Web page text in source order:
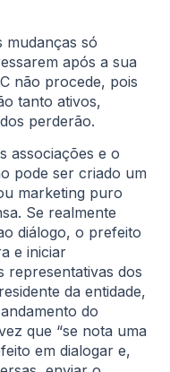
mudanças só
após a sua
não procede, pois
tanto ativos,
perderão.
associações e o
pode ser criado um
marketing puro
Se realmente
diálogo, o prefeito
e iniciar
representativas dos
da entidade,
do
que “se nota uma
em dialogar e,